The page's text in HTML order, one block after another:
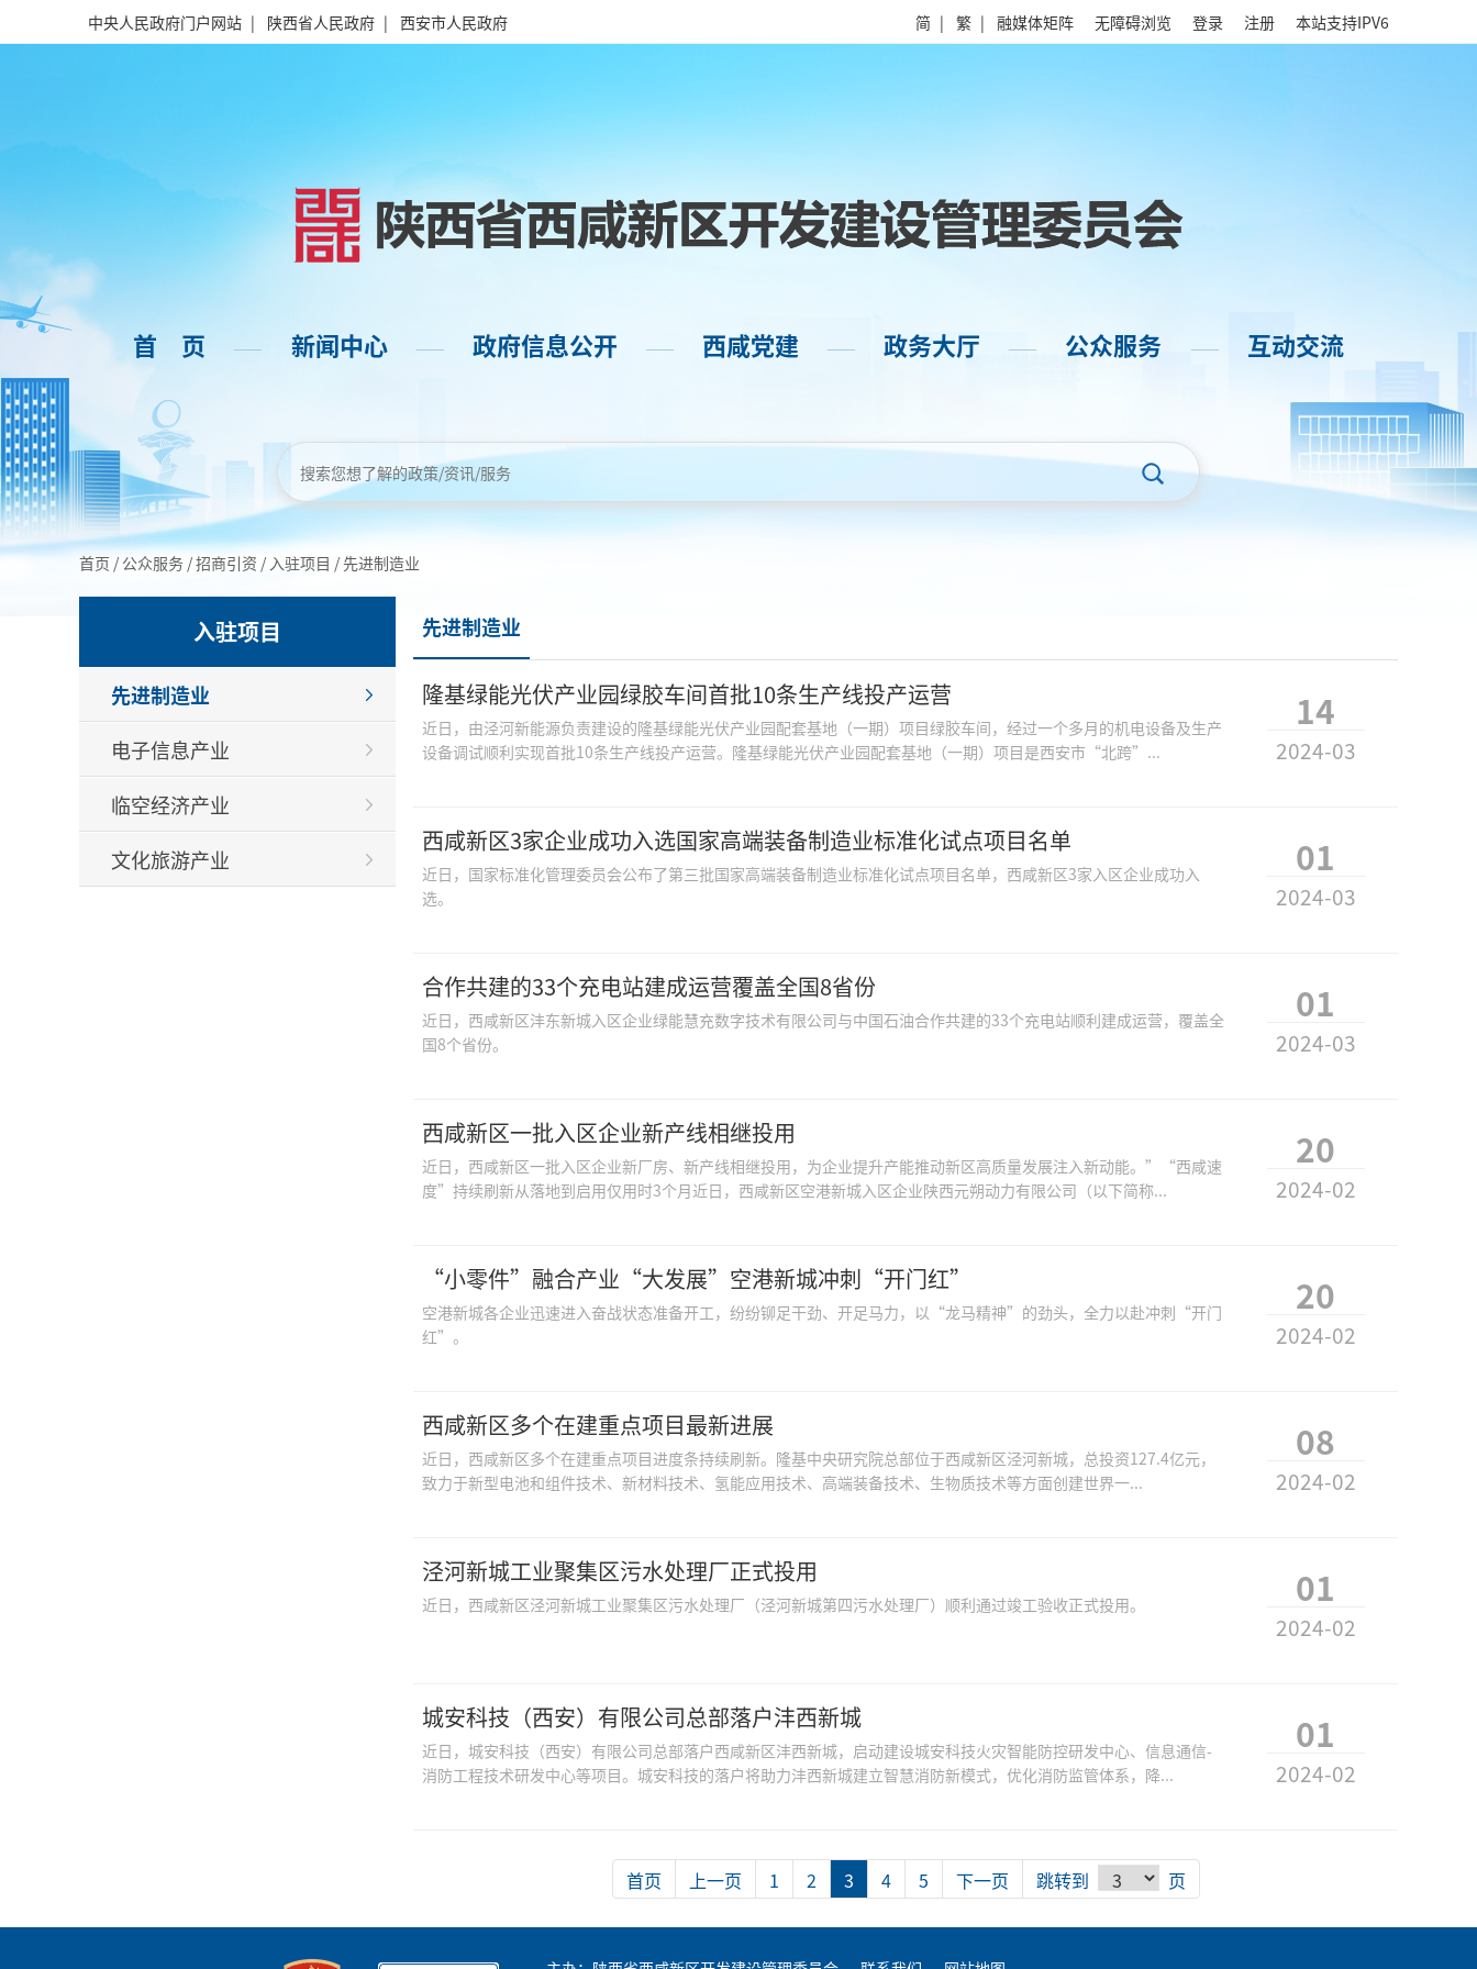
中央人民政府门户网站 | 陕西省人民政府 | 西安市人民政府 简 | 繁 | 融媒体矩阵 无障碍浏览 登录 注册 本站支持IPV6
首 页 —— 新闻中心 —— 政府信息公开 —— 西咸党建 —— 政务大厅 —— 公众服务 —— 互动交流
首页 / 公众服务 /招商引资 / 入驻项目 /先进制造业
入驻项目
先进制造业
电子信息产业
临空经济产业
文化旅游产业
先进制造业
14
2024-03
隆基绿能光伏产业园绿胶车间首批10条生产线投产运营
近日，由泾河新能源负责建设的隆基绿能光伏产业园配套基地（一期）项目绿胶车间，经过一个多月的机电设备及生产
设备调试顺利实现首批10条生产线投产运营。隆基绿能光伏产业园配套基地（一期）项目是西安市“北跨”...
01
2024-03
西咸新区3家企业成功入选国家高端装备制造业标准化试点项目名单
近日，国家标准化管理委员会公布了第三批国家高端装备制造业标准化试点项目名单，西咸新区3家入区企业成功入
选。
01
2024-03
合作共建的33个充电站建成运营覆盖全国8省份
近日，西咸新区沣东新城入区企业绿能慧充数字技术有限公司与中国石油合作共建的33个充电站顺利建成运营，覆盖全
国8个省份。
20
2024-02
西咸新区一批入区企业新产线相继投用
近日，西咸新区一批入区企业新厂房、新产线相继投用，为企业提升产能推动新区高质量发展注入新动能。”“西咸速
度”持续刷新从落地到启用仅用时3个月近日，西咸新区空港新城入区企业陕西元朔动力有限公司（以下简称...
20
2024-02
“小零件”融合产业“大发展”空港新城冲刺“开门红”
空港新城各企业迅速进入奋战状态准备开工，纷纷铆足干劲、开足马力，以“龙马精神”的劲头，全力以赴冲刺“开门
红”。
08
2024-02
西咸新区多个在建重点项目最新进展
近日，西咸新区多个在建重点项目进度条持续刷新。隆基中央研究院总部位于西咸新区泾河新城，总投资127.4亿元，
致力于新型电池和组件技术、新材料技术、氢能应用技术、高端装备技术、生物质技术等方面创建世界一...
01
2024-02
泾河新城工业聚集区污水处理厂正式投用
近日，西咸新区泾河新城工业聚集区污水处理厂（泾河新城第四污水处理厂）顺利通过竣工验收正式投用。
01
2024-02
城安科技（西安）有限公司总部落户沣西新城
近日，城安科技（西安）有限公司总部落户西咸新区沣西新城，启动建设城安科技火灾智能防控研发中心、信息通信-
消防工程技术研发中心等项目。城安科技的落户将助力沣西新城建立智慧消防新模式，优化消防监管体系，降...
首页 上一页 1 2 3 4 5 下一页 跳转到 页